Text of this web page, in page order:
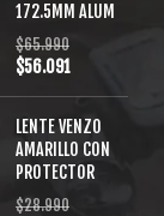
172.5MM ALUM
$65.990
$56.091
LENTE VENZO
AMARILLO CON
PROTECTOR
$28.990